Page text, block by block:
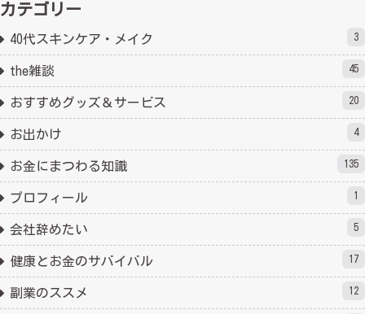
カテゴリー
40代スキンケア・メイク 3
the雑談 45
おすすめグッズ＆サービス 20
お出かけ 4
お金にまつわる知識 135
プロフィール 1
会社辞めたい 5
健康とお金のサバイバル 17
副業のススメ 12